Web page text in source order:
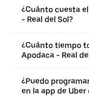
¿Cuánto cuesta
- Real del Sol?
¿Cuánto tiempo
Apodaca - Real
¿Puedo
en la app de Uber